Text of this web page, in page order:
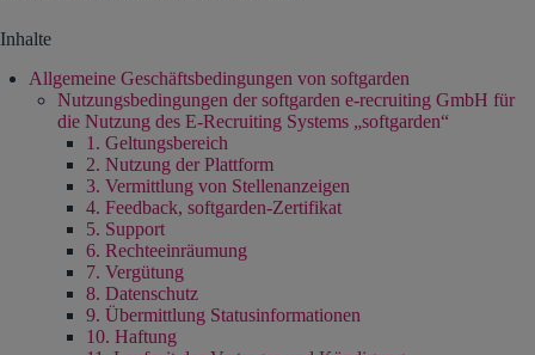
Inhalte
Allgemeine Geschäftsbedingungen von softgarden
Nutzungsbedingungen der softgarden e-recruiting GmbH für
die Nutzung des E-Recruiting Systems „softgarden“
1. Geltungsbereich
2. Nutzung der Plattform
3. Vermittlung von Stellenanzeigen
4. Feedback, softgarden-Zertifikat
5. Support
6. Rechteeinräumung
7. Vergütung
8. Datenschutz
9. Übermittlung Statusinformationen
10. Haftung